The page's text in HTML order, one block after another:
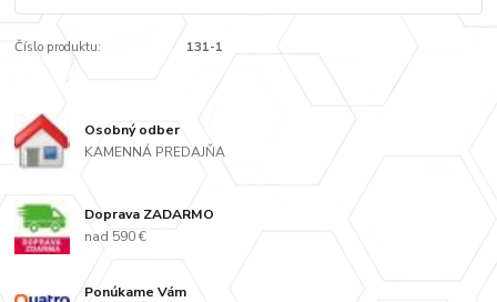
Číslo produktu: 131-1
Osobný odber
KAMENNÁ PREDAJŇA
Doprava ZADARMO
nad 590 €
Ponúkame Vám